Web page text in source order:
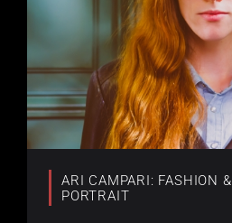
ARI CAMPARI: FASHION &
PORTRAIT